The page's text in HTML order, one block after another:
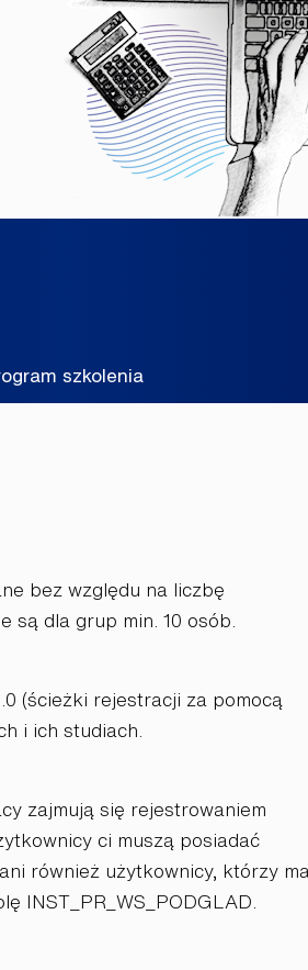
szkolenia
bez względu na liczbę
są dla grup min. 10 osób.
(ścieżki rejestracji za pomocą
i ich studiach.
zajmują się rejestrowaniem
ci muszą posiadać
również użytkownicy, którzy
INST_ PR_ WS _PODGLAD.